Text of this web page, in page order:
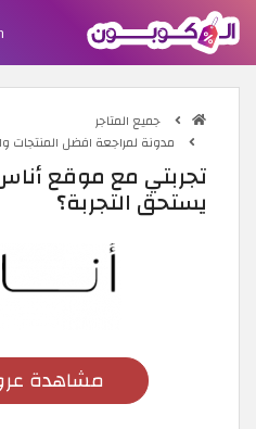
جميع المتاجر
مدونة لمراجعة افضل المنتجات
تجربتي مع موقع
يستحق التجربة؟
مشاهدة